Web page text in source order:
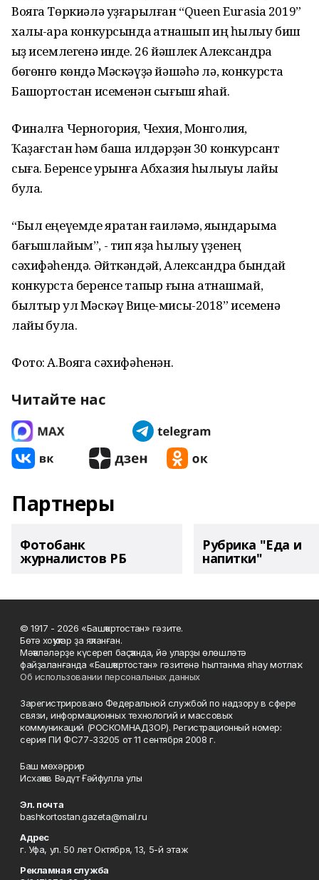
Вояга Төркиәлә уҙғарылған “Queen Eurasia 2019”
халыҡ-ара конкурсында ҡатнашып иң һылыу биш
ҡыҙ исемлегенә инде. 26 йәшлек Александра
бөгөнгө көндә Мәскәүҙә йәшәһә лә, конкурста
Башҡортостан исеменән сығыш яһай.
Финалға Черногория, Чехия, Монголия,
Ҡаҙағстан һәм башҡа илдәрҙән 30 конкурсант
сыға. Беренсе урынға Абхазия һылыуы лайыҡ
була.
“Был еңеүемде яратҡан ғаиләмә, яҡындарыма
бағышлайым”, - тип яҙа һылыу үҙенең
сәхифәһендә. Әйткәндәй, Александра бындай
конкурста беренсе тапҡыр ғына ҡатнашмай,
былтыр ул Мәскәү Вице-мисы-2018” исеменә
лайыҡ була.
Фото: А.Вояга сәхифәһенән.
Читайте нас
Партнеры
Фотобанк
журналистов РБ
Рубрика "Еда и
напитки"
© 1917 - 2026 «Башҡортостан» гәзите.
Бөтә хоҡуҡтар ҙа яҡланған.
Мәҡәләләрҙе күсереп баҫҡанда, йә уларҙы өлөшләтә
файҙаланғанда «Башҡортостан» гәзитенә һылтанма яһау мотлаҡ.
Об использовании персональных данных
Зарегистрировано Федеральной службой по надзору в сфере
связи, информационных технологий и массовых
коммуникаций (РОСКОМНАДЗОР). Регистрационный номер:
серия ПИ ФС77-33205 от 11 сентября 2008 г.
Баш мөхәррир
Исхаҡов Вәдүт Ғәйфулла улы
Эл. почта
bashkortostan.gazeta@mail.ru
Адрес
г. Уфа, ул. 50 лет Октября, 13, 5-й этаж
Рекламная служба